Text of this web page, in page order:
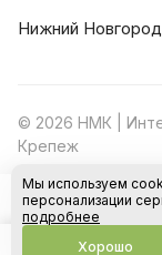
Нижний
© 2026 НМК |
Крепеж
Мы используем
персонализации
подробнее
Хорошо